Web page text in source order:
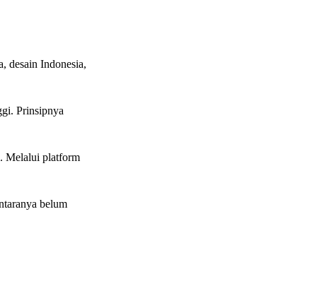
desain Indonesia,
Prinsipnya
Melalui platform
belum